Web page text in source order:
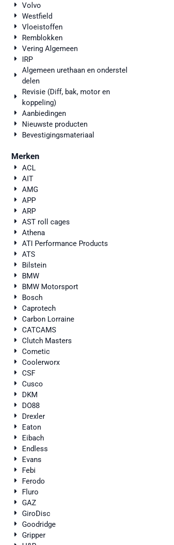
Volvo
Westfield
Vloeistoffen
Remblokken
Vering Algemeen
IRP
Algemeen urethaan en onderstel
delen
Revisie (Diff, bak, motor en
koppeling)
Aanbiedingen
Nieuwste producten
Bevestigingsmateriaal
Merken
ACL
AIT
AMG
APP
ARP
AST roll cages
Athena
ATI Performance Products
ATS
Bilstein
BMW
BMW Motorsport
Bosch
Caprotech
Carbon Lorraine
CATCAMS
Clutch Masters
Cometic
Coolerworx
CSF
Cusco
DKM
DO88
Drexler
Eaton
Eibach
Endless
Evans
Febi
Ferodo
Fluro
GAZ
GiroDisc
Goodridge
Gripper